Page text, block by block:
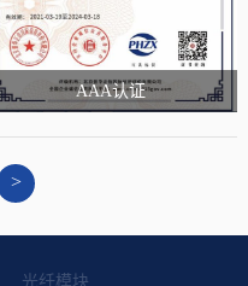
AAA认证
>
光纤模块